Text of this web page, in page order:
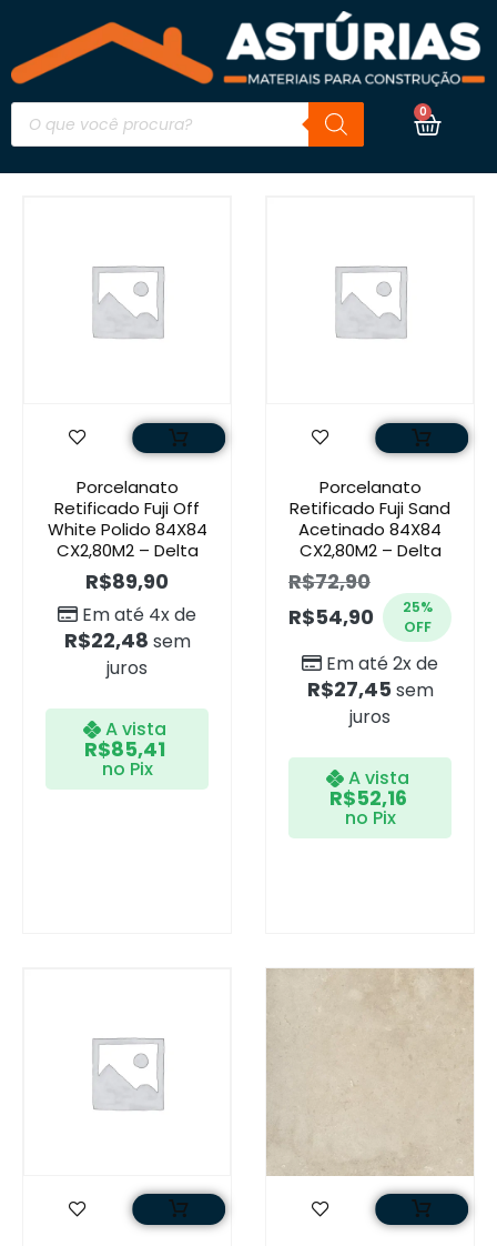
0
Porcelanato
Retificado Fuji Off
White Polido 84X84
CX2,80M2 – Delta
R$89,90
Em até 4x de
R$22,48 sem
juros
A vista
R$85,41
no Pix
Porcelanato
Retificado Fuji Sand
Acetinado 84X84
CX2,80M2 – Delta
R$72,90
R$54,90
25%
OFF
Em até 2x de
R$27,45 sem
juros
A vista
R$52,16
no Pix